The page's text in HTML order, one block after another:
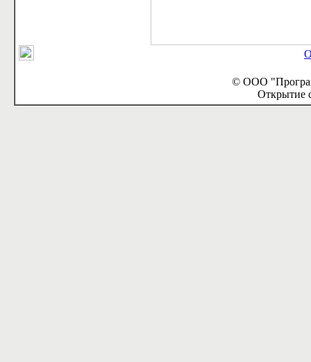
© ООО
Открытие